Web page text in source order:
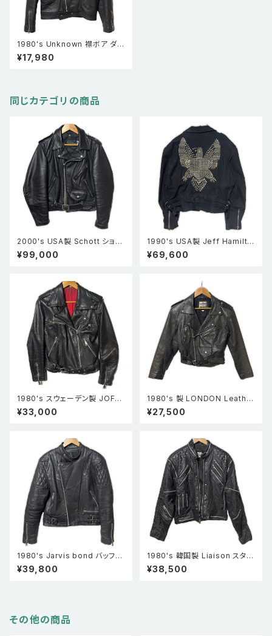
1980's Unknown 襟ボア ダブ
ルレザーライダースジャケット
黒
¥17,980
同じカテゴリの商品
2000's USA製 Schott ショッ
ト 黒タグ復刻 613XX ワンスタ
ー ダブルレザーライダースジャ
¥99,000
1990's USA製 Jeff Hamilto
n ジェフ・ハミルトン スタッズ ヘ
ビーコットン ダブルライダース
¥69,600
1980's スウェーデン製 JOFA
MA ダブルレザーライダースジ
ャケット 黒
¥33,000
1980's 製 LONDON Leather
wear ショート丈 ダブルレザー
¥27,500
1980's Jarvis bond バッファ
ローレザー ロンジャン パデッド
¥39,800
1980's 韓国製 Liaison スタッ
ズ ジッパー レザー ライダース
ジャケット 黒
¥38,500
その他の商品